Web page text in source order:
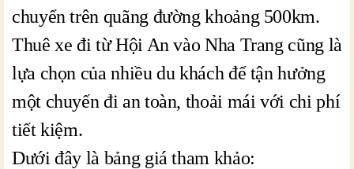
chuyển trên quãng đường khoảng 500km.
Thuê xe đi từ Hội An vào Nha Trang cũng là
lựa chọn của nhiều du khách để tận hưởng
một chuyến đi an toàn, thoải mái với chi phí
tiết kiệm.
Dưới đây là bảng giá tham khảo: